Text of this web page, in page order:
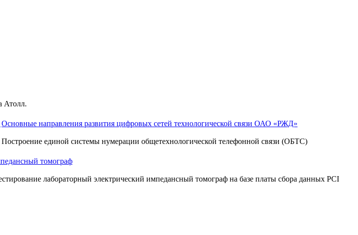
Атолл.
Основные направления развития цифровых сетей технологической связи ОАО «РЖД»
Построение единой системы нумерации общетехнологической телефонной связи (ОБТС)
томограф
лабораторный электрический импедансный томограф на базе платы сбора данных PCI